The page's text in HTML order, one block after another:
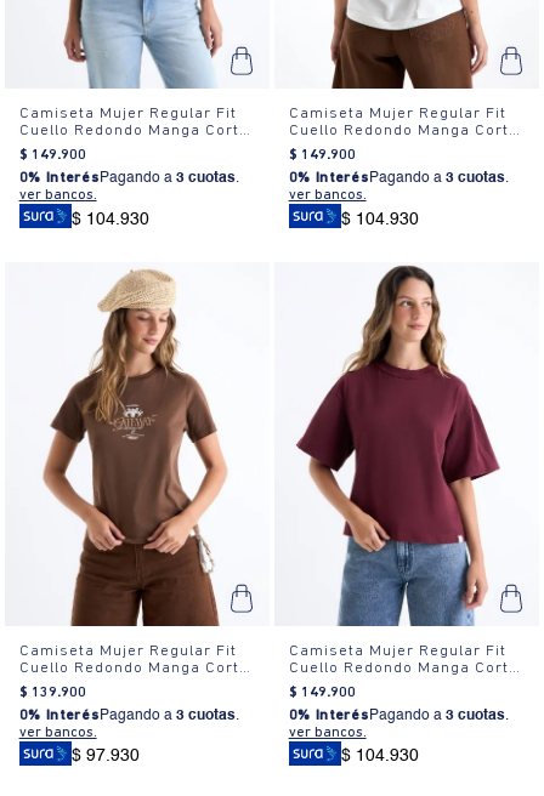
Camiseta Mujer Regular Fit
Cuello Redondo Manga Corta
Estampada Blanca
$ 149.900
0% Interés Pagando a 3 cuotas.
ver bancos.
$ 104.930
Camiseta Mujer Regular Fit
Cuello Redondo Manga Corta
Estampada Blanca
$ 149.900
0% Interés Pagando a 3 cuotas.
ver bancos.
$ 104.930
Camiseta Mujer Regular Fit
Cuello Redondo Manga Corta
Estampada Blanca
$ 139.900
0% Interés Pagando a 3 cuotas.
ver bancos.
$ 97.930
Camiseta Mujer Regular Fit
Cuello Redondo Manga Corta
Estampada Blanca
$ 149.900
0% Interés Pagando a 3 cuotas.
ver bancos.
$ 104.930